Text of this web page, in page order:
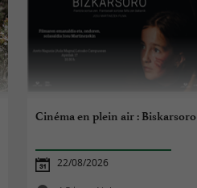
Cinéma en plein air : Biskarsoro
22/08/2026